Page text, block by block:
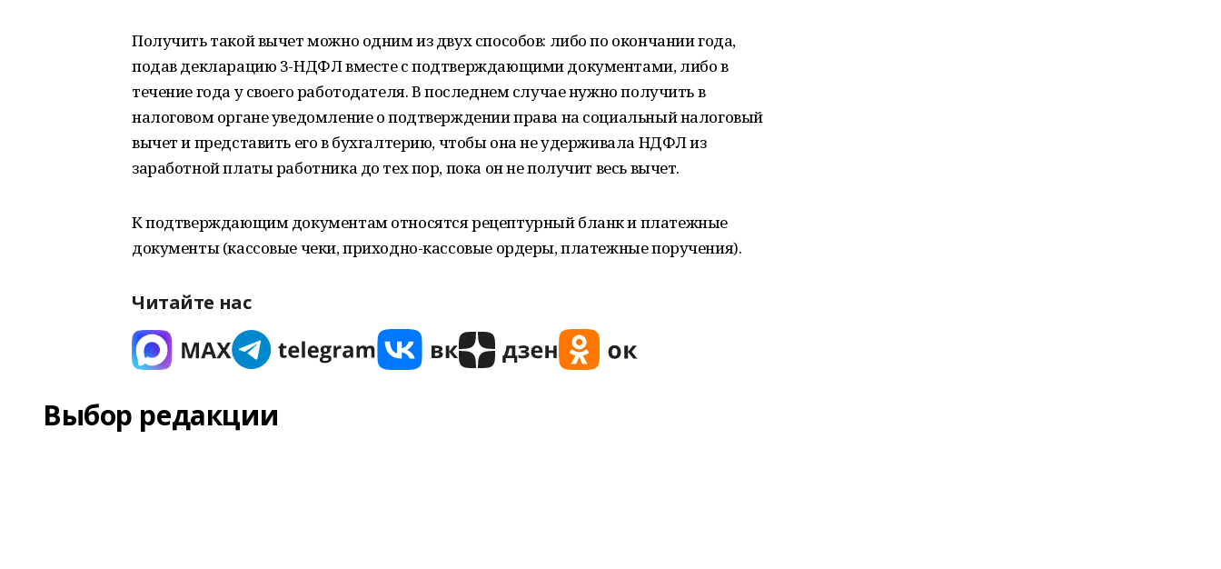
Получить такой вычет можно одним из двух способов: либо по окончании года,
подав декларацию 3-НДФЛ вместе с подтверждающими документами, либо в
течение года у своего работодателя. В последнем случае нужно получить в
налоговом органе уведомление о подтверждении права на социальный налоговый
вычет и представить его в бухгалтерию, чтобы она не удерживала НДФЛ из
заработной платы работника до тех пор, пока он не получит весь вычет.
К подтверждающим документам относятся рецептурный бланк и платежные
документы (кассовые чеки, приходно-кассовые ордеры, платежные поручения).
Читайте нас
Выбор редакции